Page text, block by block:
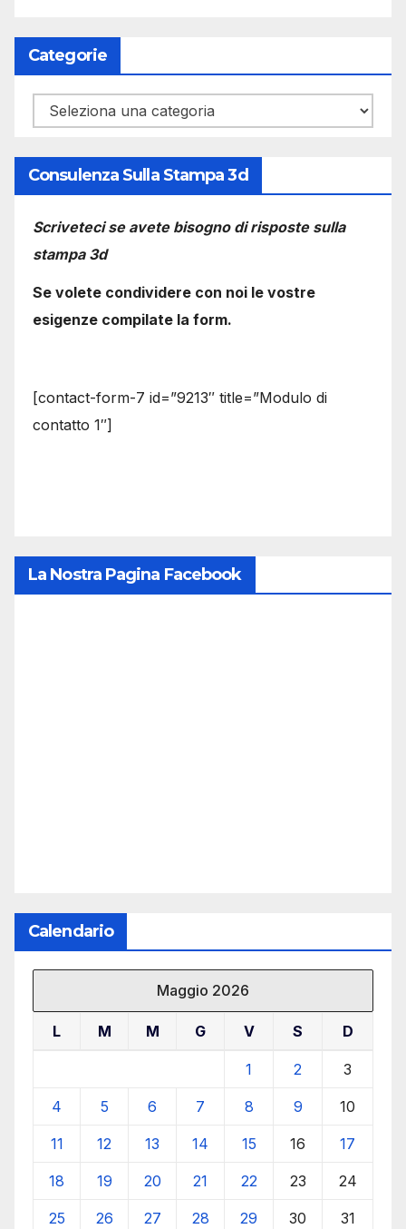
Categorie
Categorie
Consulenza Sulla Stampa 3d
Scriveteci se avete bisogno di risposte sulla
stampa 3d
Se volete condividere con noi le vostre
esigenze compilate la form.
[contact-form-7 id=”9213″ title=”Modulo di
contatto 1″]
La Nostra Pagina Facebook
Calendario
Maggio 2026
L M M G V S D
1 2 3
4 5 6 7 8 9 10
11 12 13 14 15 16 17
18 19 20 21 22 23 24
25 26 27 28 29 30 31